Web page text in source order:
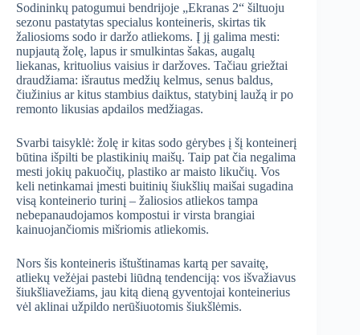
Sodininkų patogumui bendrijoje „Ekranas 2“ šiltuoju
sezonu pastatytas specialus konteineris, skirtas tik
žaliosioms sodo ir daržo atliekoms. Į jį galima mesti:
nupjautą žolę, lapus ir smulkintas šakas, augalų
liekanas, krituolius vaisius ir daržoves. Tačiau griežtai
draudžiama: išrautus medžių kelmus, senus baldus,
čiužinius ar kitus stambius daiktus, statybinį laužą ir po
remonto likusias apdailos medžiagas.
Svarbi taisyklė: žolę ir kitas sodo gėrybes į šį konteinerį
būtina išpilti be plastikinių maišų. Taip pat čia negalima
mesti jokių pakuočių, plastiko ar maisto likučių. Vos
keli netinkamai įmesti buitinių šiukšlių maišai sugadina
visą konteinerio turinį – žaliosios atliekos tampa
nebepanaudojamos kompostui ir virsta brangiai
kainuojančiomis mišriomis atliekomis.
Nors šis konteineris ištuštinamas kartą per savaitę,
atliekų vežėjai pastebi liūdną tendenciją: vos išvažiavus
šiukšliavežiams, jau kitą dieną gyventojai konteinerius
vėl aklinai užpildo nerūšiuotomis šiukšlėmis.